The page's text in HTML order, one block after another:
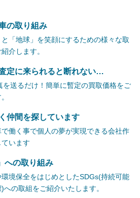
の取り組み
と「地球」を笑顔にするための様々な取
介します。
定に来られると断れない…
を送るだけ！簡単に暫定の買取価格をご
仲間を探しています
働く事で個人の夢が実現できる会社作
ています
への取り組み
境保全をはじめとしたSDGs(持続可能
への取組をご紹介いたします。